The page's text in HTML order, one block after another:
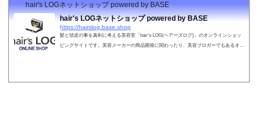
hair's LOGネットショップ powered by BASE
hair's LOGネットショップ powered by BASE
https://hairslog.base.shop
髪と頭皮の事を真剣に考える美容室「hair's LOG(ヘアーズログ)」のオンラインショッ
ピングサイトです。美容メーカーの商品開発に関わったり、美容ブロガーでもあるオー